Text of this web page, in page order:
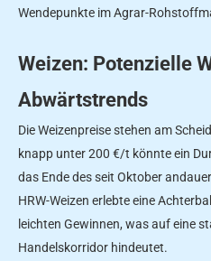
Wendepunkte im Agrar-
Weizen: Potenzielle
Abwärtstrends
Die Weizenpreise stehen am
knapp unter 200 €/t könnte ein
das Ende des seit Oktober
HRW-Weizen erlebte eine
leichten Gewinnen, was auf eine
Handelskorridor hindeutet.